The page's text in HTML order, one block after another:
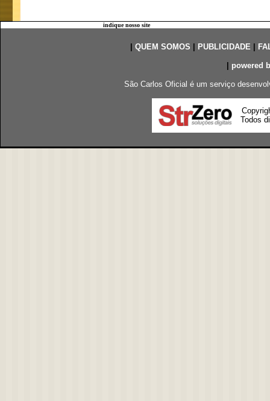
indique nosso site
QUEM SOMOS PUBLICIDADE|
powered
São Carlos Oficial é um serviço
Todos